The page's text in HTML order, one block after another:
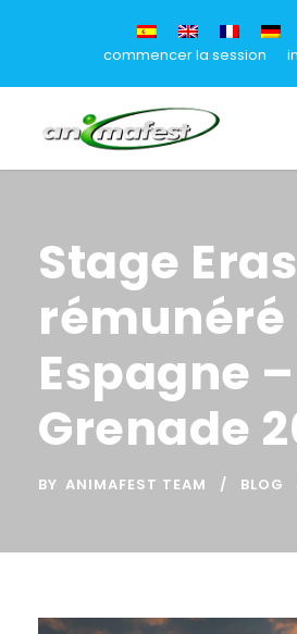
commencer la session
Stage
rémunéré
Espagne –
Grenade
BY ANIMAFEST TEAM BLOG